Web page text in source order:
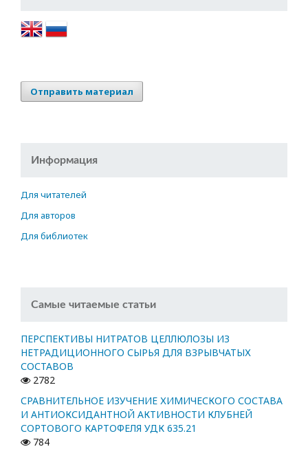
Отправить материал
Информация
Для читателей
Для авторов
Для библиотек
Самые читаемые статьи
ПЕРСПЕКТИВЫ НИТРАТОВ ЦЕЛЛЮЛОЗЫ ИЗ
НЕТРАДИЦИОННОГО СЫРЬЯ ДЛЯ ВЗРЫВЧАТЫХ
СОСТАВОВ
2782
СРАВНИТЕЛЬНОЕ ИЗУЧЕНИЕ ХИМИЧЕСКОГО СОСТАВА
И АНТИОКСИДАНТНОЙ АКТИВНОСТИ КЛУБНЕЙ
СОРТОВОГО КАРТОФЕЛЯ УДК 635.21
784